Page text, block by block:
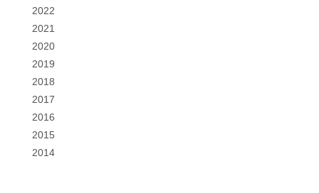
2022
2021
2020
2019
2018
2017
2016
2015
2014